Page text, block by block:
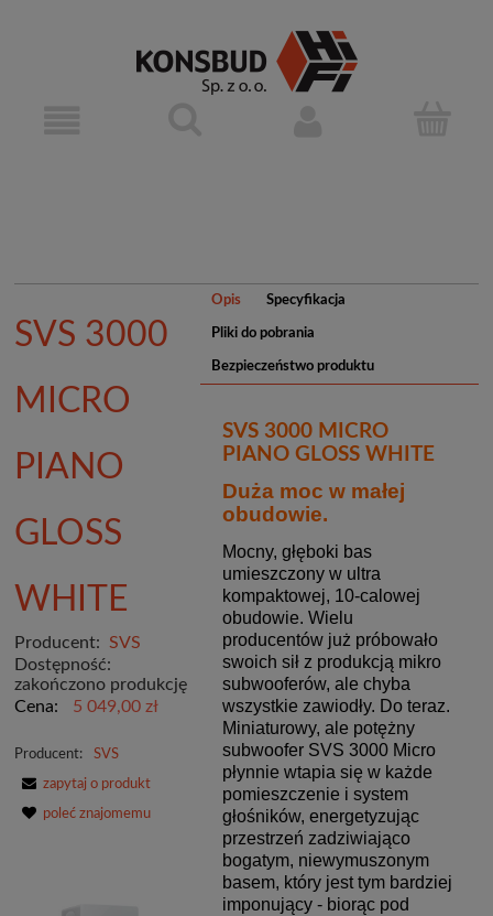
Opis Specyfikacja
Pliki do pobrania
Bezpieczeństwo produktu
SVS 3000 MICRO
PIANO GLOSS WHITE
Duża moc w małej
obudowie.
Mocny, głęboki bas
umieszczony w ultra
kompaktowej, 10-calowej
obudowie. Wielu
producentów już próbowało
swoich sił z produkcją mikro
subwooferów, ale chyba
wszystkie zawiodły. Do teraz.
Miniaturowy, ale potężny
subwoofer SVS 3000 Micro
płynnie wtapia się w każde
pomieszczenie i system
głośników, energetyzując
przestrzeń zadziwiająco
bogatym, niewymuszonym
basem, który jest tym bardziej
imponujący - biorąc pod
SVS 3000
MICRO
PIANO
GLOSS
WHITE
Producent: SVS
Dostępność:
zakończono produkcję
Cena:
5 049,00 zł
Producent: SVS
zapytaj o produkt
poleć znajomemu